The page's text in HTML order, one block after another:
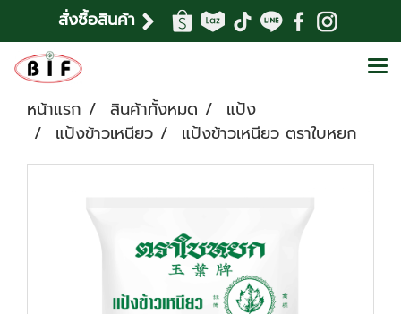
สั่งซื้อสินค้า
หน้าแรก สินค้าทั้งหมด
แป้ง
แป้งข้าวเหนียว
แป้งข้าวเหนียว ตราใบหยก